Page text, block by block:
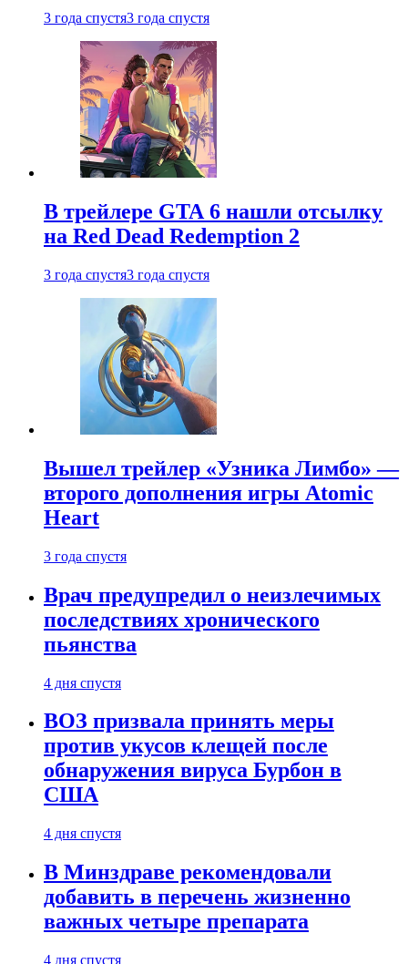
3 года спустя3 года спустя
В трейлере GTA 6 нашли отсылку
на Red Dead Redemption 2
3 года спустя3 года спустя
Вышел трейлер «Узника Лимбо» —
второго дополнения игры Atomic
Heart
3 года спустя
Врач предупредил о неизлечимых
последствиях хронического
пьянства
4 дня спустя
ВОЗ призвала принять меры
против укусов клещей после
обнаружения вируса Бурбон в
США
4 дня спустя
В Минздраве рекомендовали
добавить в перечень жизненно
важных четыре препарата
4 дня спустя